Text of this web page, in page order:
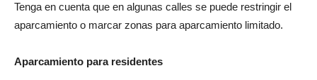
Tenga en cuenta que en algunas calles se puede restringir el
aparcamiento o marcar zonas para aparcamiento limitado.
Aparcamiento para residentes